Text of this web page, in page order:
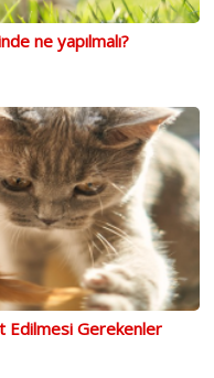
ne yapılmalı?
Edilmesi Gerekenler